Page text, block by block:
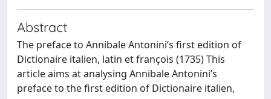
Abstract
The preface to Annibale Antonini’s first edition of
Dictionaire italien, latin et françois (1735) This
article aims at analysing Annibale Antonini’s
preface to the first edition of Dictionaire italien,